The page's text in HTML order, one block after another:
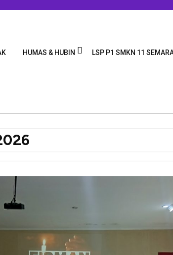
HUMAS & HUBIN LSP P1 SMKN 11